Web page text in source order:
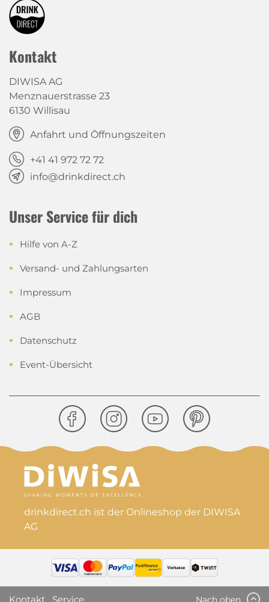
Kontakt
DIWISA AG
Menznauerstrasse 23
6130 Willisau
Anfahrt und Öffnungszeiten
+41 41 972 72 72
info@drinkdirect.ch
Unser Service für dich
Hilfe von A-Z
Versand- und Zahlungsarten
Impressum
AGB
Datenschutz
Event-Übersicht
drinkdirect.ch ist der Onlineshop der DIWISA
AG
Kontakt Service Nach oben